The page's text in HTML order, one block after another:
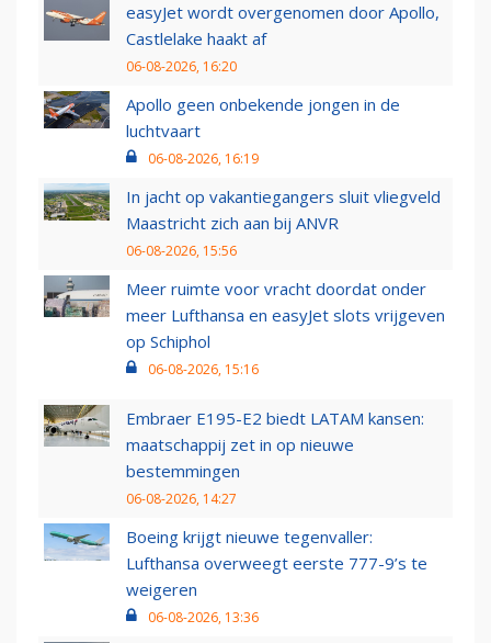
easyJet wordt overgenomen door Apollo,
Castlelake haakt af
06-08-2026, 16:20
Apollo geen onbekende jongen in de
luchtvaart
06-08-2026, 16:19
In jacht op vakantiegangers sluit vliegveld
Maastricht zich aan bij ANVR
06-08-2026, 15:56
Meer ruimte voor vracht doordat onder
meer Lufthansa en easyJet slots vrijgeven
op Schiphol
06-08-2026, 15:16
Embraer E195-E2 biedt LATAM kansen:
maatschappij zet in op nieuwe
bestemmingen
06-08-2026, 14:27
Boeing krijgt nieuwe tegenvaller:
Lufthansa overweegt eerste 777-9’s te
weigeren
06-08-2026, 13:36